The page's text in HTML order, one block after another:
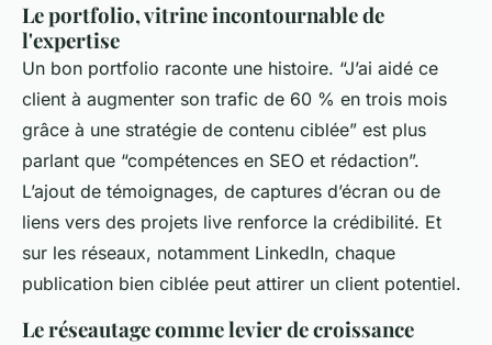
Le portfolio, vitrine incontournable de
l'expertise
Un bon portfolio raconte une histoire. “J’ai aidé ce
client à augmenter son trafic de 60 % en trois mois
grâce à une stratégie de contenu ciblée” est plus
parlant que “compétences en SEO et rédaction”.
L’ajout de témoignages, de captures d’écran ou de
liens vers des projets live renforce la crédibilité. Et
sur les réseaux, notamment LinkedIn, chaque
publication bien ciblée peut attirer un client potentiel.
Le réseautage comme levier de croissance